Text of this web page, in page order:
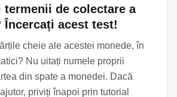
de colectare a
Încercați acest test!
cheie ale acestei monede, în
Nu uitați numele proprii
din spate a monedei. Dacă
priviți înapoi prin tutorial